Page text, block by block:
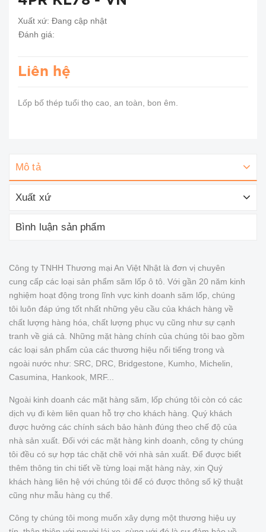
Xuất xứ: Đang cập nhật
Đánh giá:
Liên hệ
Lốp bố thép tuổi thọ cao, an toàn, bon êm.
Mô tả
Xuất xứ
Bình luận sản phẩm
Công ty TNHH Thương mại An Việt Nhật là đơn vị chuyên
cung cấp các loại sản phẩm săm lốp ô tô. Với gần 20 năm kinh
nghiệm hoạt động trong lĩnh vực kinh doanh săm lốp, chúng
tôi luôn đáp ứng tốt nhất những yêu cầu của khách hàng về
chất lượng hàng hóa, chất lượng phục vụ cũng như sự cạnh
tranh về giá cả. Những mặt hàng chính của chúng tôi bao gồm
các loại sản phẩm của các thương hiệu nổi tiếng trong và
ngoài nước như: SRC, DRC, Bridgestone, Kumho, Michelin,
Casumina, Hankook, MRF...
Ngoài kinh doanh các mặt hàng săm, lốp chúng tôi còn có các
dịch vụ đi kèm liên quan hỗ trợ cho khách hàng. Quý khách
được hưởng các chính sách bảo hành đúng theo chế độ của
nhà sản xuất. Đối với các mặt hàng kinh doanh, công ty chúng
tôi đều có sự hợp tác chặt chẽ với nhà sản xuất. Để được biết
thêm thông tin chi tiết về từng loại mặt hàng này, xin Quý
khách hàng liên hệ với chúng tôi để có được thông số kỹ thuật
cũng như mẫu hàng cụ thể.
Công ty chúng tôi mong muốn xây dựng một thương hiệu uy